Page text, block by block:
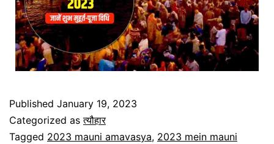
Published January 19, 2023
Categorized asत्यौहार
Tagged 2023 mauni amavasya, 2023 mein mauni